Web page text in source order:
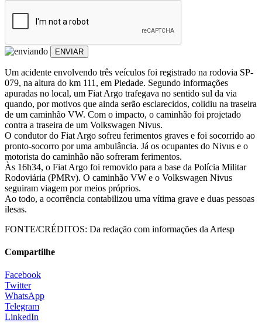
ENVIAR
Um acidente envolvendo três veículos foi registrado na rodovia SP-
079, na altura do km 111, em Piedade. Segundo informações
apuradas no local, um Fiat Argo trafegava no sentido sul da via
quando, por motivos que ainda serão esclarecidos, colidiu na traseira
de um caminhão VW. Com o impacto, o caminhão foi projetado
contra a traseira de um Volkswagen Nivus.
O condutor do Fiat Argo sofreu ferimentos graves e foi socorrido ao
pronto-socorro por uma ambulância. Já os ocupantes do Nivus e o
motorista do caminhão não sofreram ferimentos.
Às 16h34, o Fiat Argo foi removido para a base da Polícia Militar
Rodoviária (PMRv). O caminhão VW e o Volkswagen Nivus
seguiram viagem por meios próprios.
Ao todo, a ocorrência contabilizou uma vítima grave e duas pessoas
ilesas.
FONTE/CRÉDITOS: Da redação com informações da Artesp
Compartilhe
Facebook
Twitter
WhatsApp
Telegram
LinkedIn